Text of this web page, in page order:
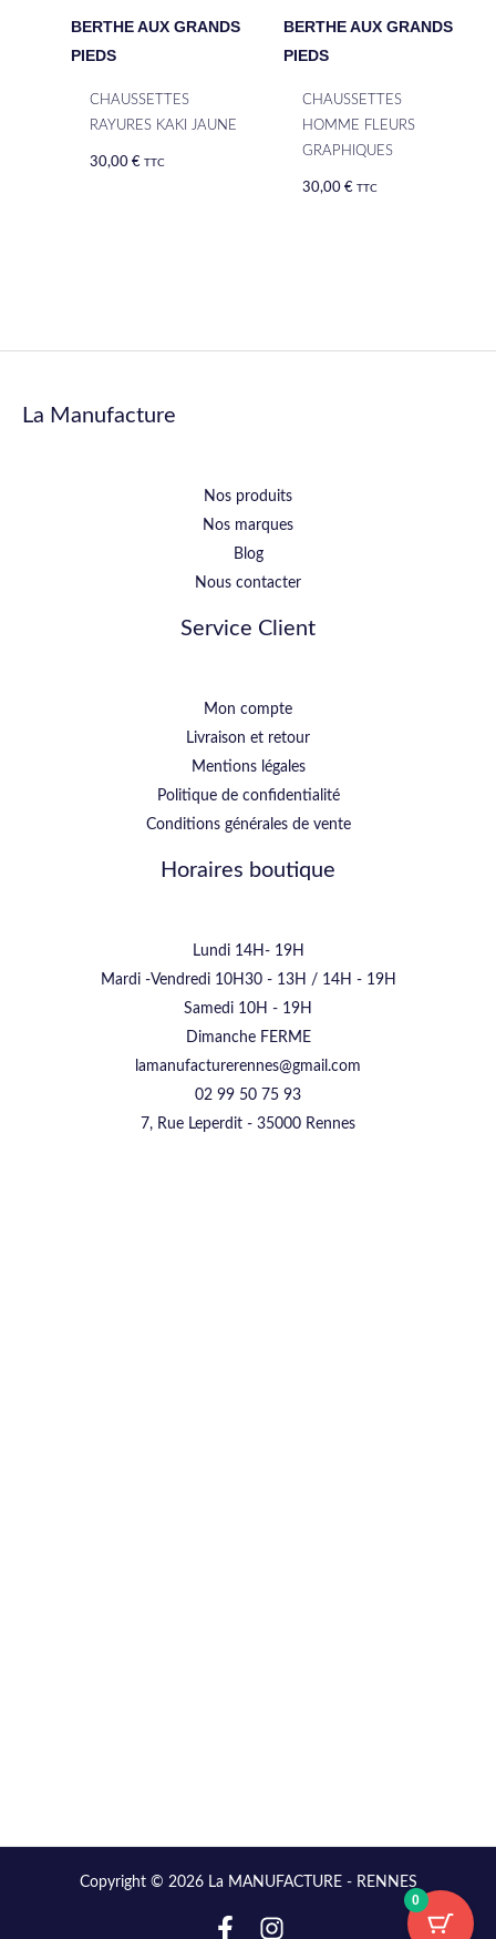
BERTHE AUX GRANDS
PIEDS
CHAUSSETTES
RAYURES KAKI JAUNE
30,00€ TTC
BERTHE AUX GRANDS
PIEDS
CHAUSSETTES
HOMME FLEURS
GRAPHIQUES
30,00€ TTC
La Manufacture
Nos produits
Nos marques
Blog
Nous contacter
Service Client
Mon compte
Livraison et retour
Mentions légales
Politique de confidentialité
Conditions générales de vente
Horaires boutique
Lundi 14H- 19H
Mardi -Vendredi 10H30 - 13H / 14H - 19H
Samedi 10H - 19H
Dimanche FERME
lamanufacturerennes@gmail.com
02 99 50 75 93
7, Rue Leperdit - 35000 Rennes
Copyright © 2026 La MANUFACTURE - RENNES
0